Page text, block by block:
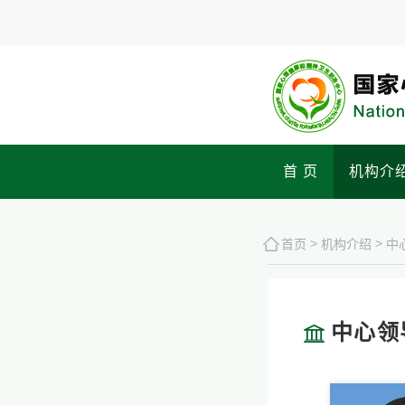
首 页 机构介
首页 > 机构介绍 > 中
中心领